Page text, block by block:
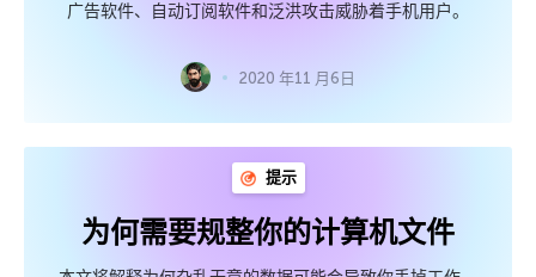
广告软件、自动订阅软件和泛洪攻击威胁着手机用户。
2020 年11 月6日
提示
为何需要规整你的计算机文件